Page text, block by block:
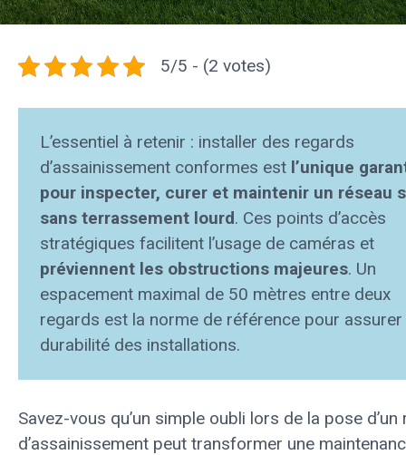
5/5 - (2 votes)
L’essentiel à retenir : installer des regards
d’assainissement conformes est l’unique
pour inspecter, curer et maintenir un réseau
sans terrassement lourd. Ces points d’accès
stratégiques facilitent l’usage de caméras et
préviennent les obstructions majeures. Un
espacement maximal de 50 mètres entre deux
regards est la norme de référence pour assurer
durabilité des installations.
Savez-vous qu’un simple oubli lors de la pose d’un
d’assainissement peut transformer une